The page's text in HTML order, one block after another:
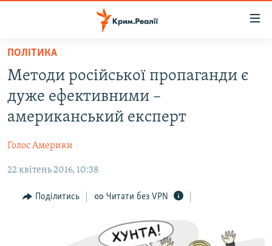
Перейти
основного
матеріалу
Перейти
до
основної
Перейти
пошуку
ВОДА.КРИМ
ВІДЕО ТА ФОТО
БЛОГИ
ПОГЛЯД
ІНТЕРВ'Ю
ПОЛІТИКА
Методи російської пропаганди є
дуже ефективними –
американський експерт
Голос Америки
22 квітень 2016, 10:38
Поділитись Читати без VPN